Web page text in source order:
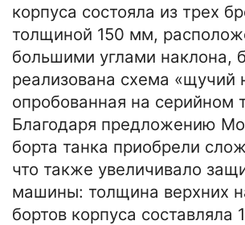
корпуса состояла из трех
толщиной 150 мм,
большими углами наклона,
реализована схема «щучий
опробованная на серийном
Благодаря предложению
борта танка приобрели
что также увеличивало
машины: толщина верхних
бортов корпуса составляла